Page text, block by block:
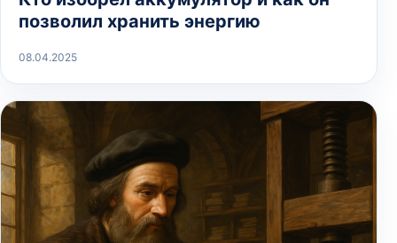
позволил хранить энергию
08.04.2025